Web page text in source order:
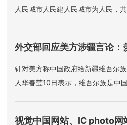
人民城市人民建人民城市为人民，
外交部回应美方涉疆言论：
针对美方称中国政府给新疆维吾尔
人华春莹10日表示，维吾尔族是中
视觉中国网站、IC photo网